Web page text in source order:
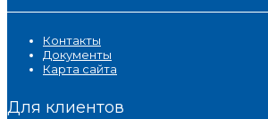
Контакты
Документы
Карта сайта
Для клиентов